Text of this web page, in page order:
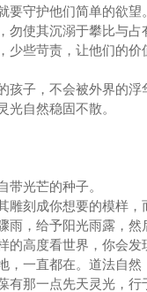
要守护他们简单的欲望。
勿使其沉溺于攀比与占
少些苛责，让他们的价
孩子，不会被外界的浮
光自然稳固不散。
带光芒的种子。
雕刻成你想要的模样，
雨，给予阳光雨露，然
的高度看世界，你会发
，一直都在。道法自然
有那一点先天灵光，行